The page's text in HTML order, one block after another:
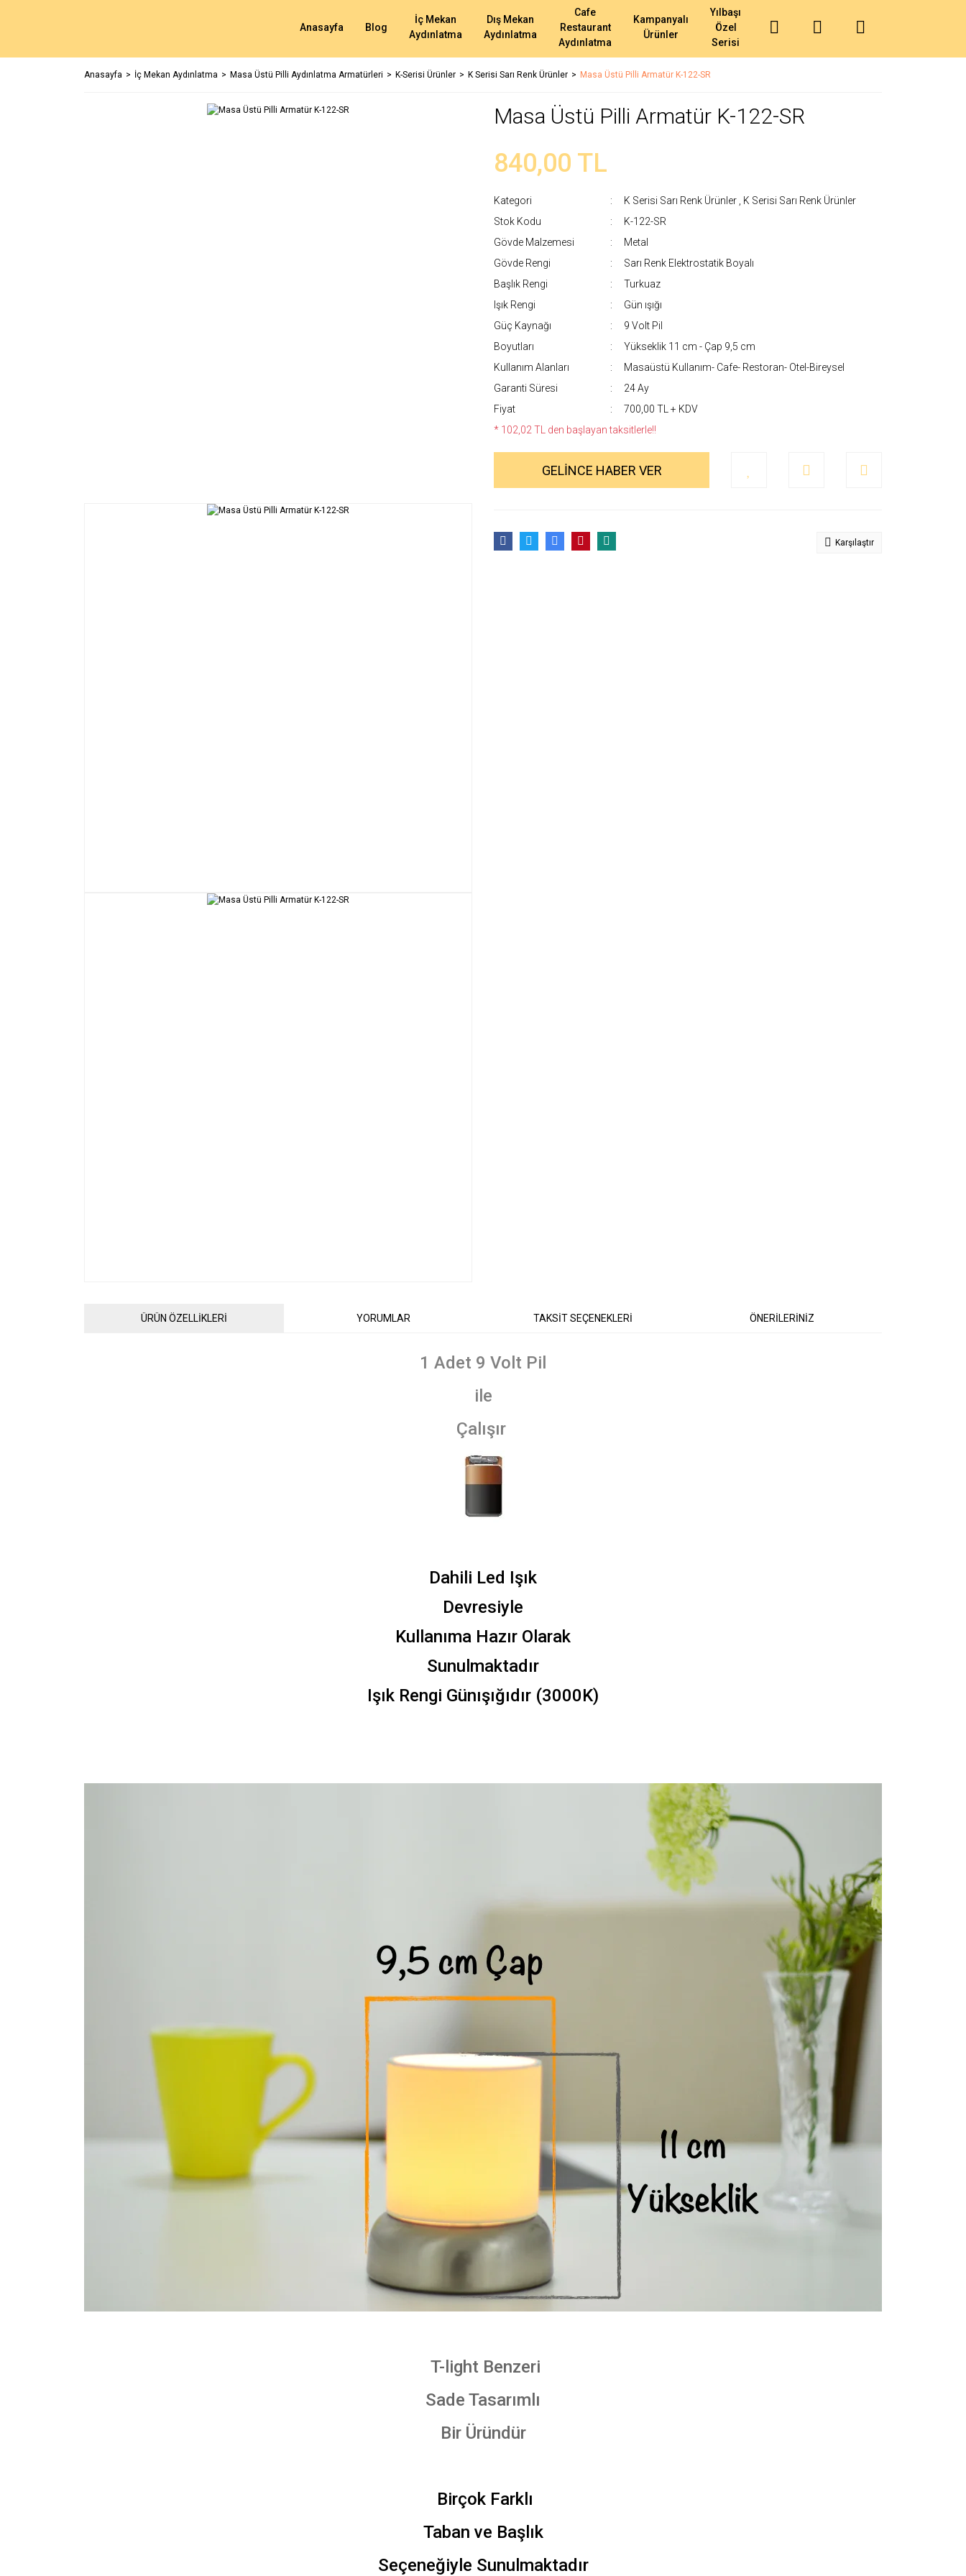
Anasayfa Blog
İç Mekan
Aydınlatma
Dış Mekan
Aydınlatma
Cafe
Restaurant
Aydınlatma
Kampanyalı
Ürünler
Yılbaşı
Özel
Serisi
Anasayfa İç Mekan Aydınlatma Masa Üstü Pilli Aydınlatma Armatürleri K-Serisi Ürünler K Serisi Sarı Renk Ürünler Masa Üstü Pilli Armatür K-122-SR
Masa Üstü Pilli Armatür K-122-SR
840,00 TL
Kategori K Serisi Sarı Renk Ürünler
K Serisi Sarı Renk Ürünler
Stok Kodu
K-122-SR
Gövde Malzemesi
Metal
Gövde Rengi
Sarı Renk Elektrostatik Boyalı
Başlık Rengi
Turkuaz
Işık Rengi
Gün ışığı
Güç Kaynağı
9 Volt Pil
Boyutları
Yükseklik 11 cm - Çap 9,5 cm
Kullanım Alanları
Masaüstü Kullanım- Cafe- Restoran- Otel-Bireysel
Garanti Süresi
24 Ay
Fiyat
700,00 TL + KDV
* 102,02 TL den başlayan taksitlerle!!
GELİNCE HABER VER
Karşılaştır
ÜRÜN ÖZELLİKLERİ YORUMLAR TAKSİT SEÇENEKLERİ ÖNERİLERİNİZ
1 Adet 9 Volt Pil
ile
Çalışır
Dahili Led Işık
Devresiyle
Kullanıma Hazır Olarak
Sunulmaktadır
Işık Rengi Günışığıdır (3000K)
T-light Benzeri
Sade Tasarımlı
Bir Üründür
Birçok Farklı
Taban ve Başlık
Seçeneğiyle Sunulmaktadır